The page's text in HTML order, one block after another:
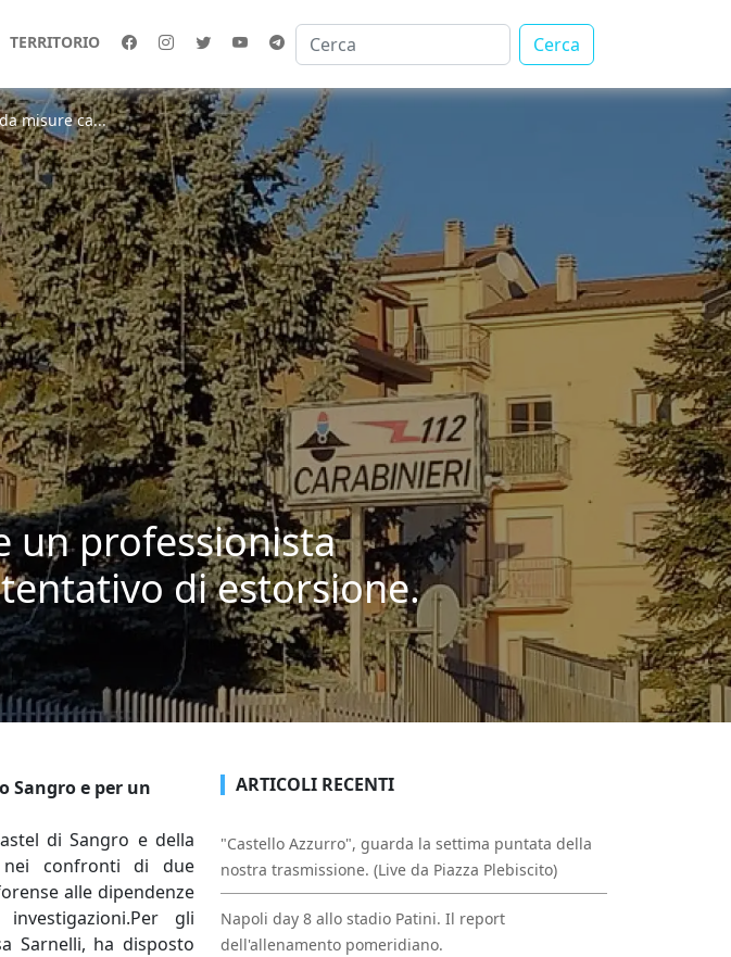
TERRITORIO Cerca
misure ca...
un professionista
di estorsione.
Sangro e per un
di Sangro e della
nei confronti di due
alle dipendenze
gli
Sarnelli, ha disposto
ARTICOLI RECENTI
"Castello Azzurro", guarda la settima puntata della
nostra trasmissione. (Live da Piazza Plebiscito)
Napoli day 8 allo stadio Patini. Il report
dell'allenamento pomeridiano.